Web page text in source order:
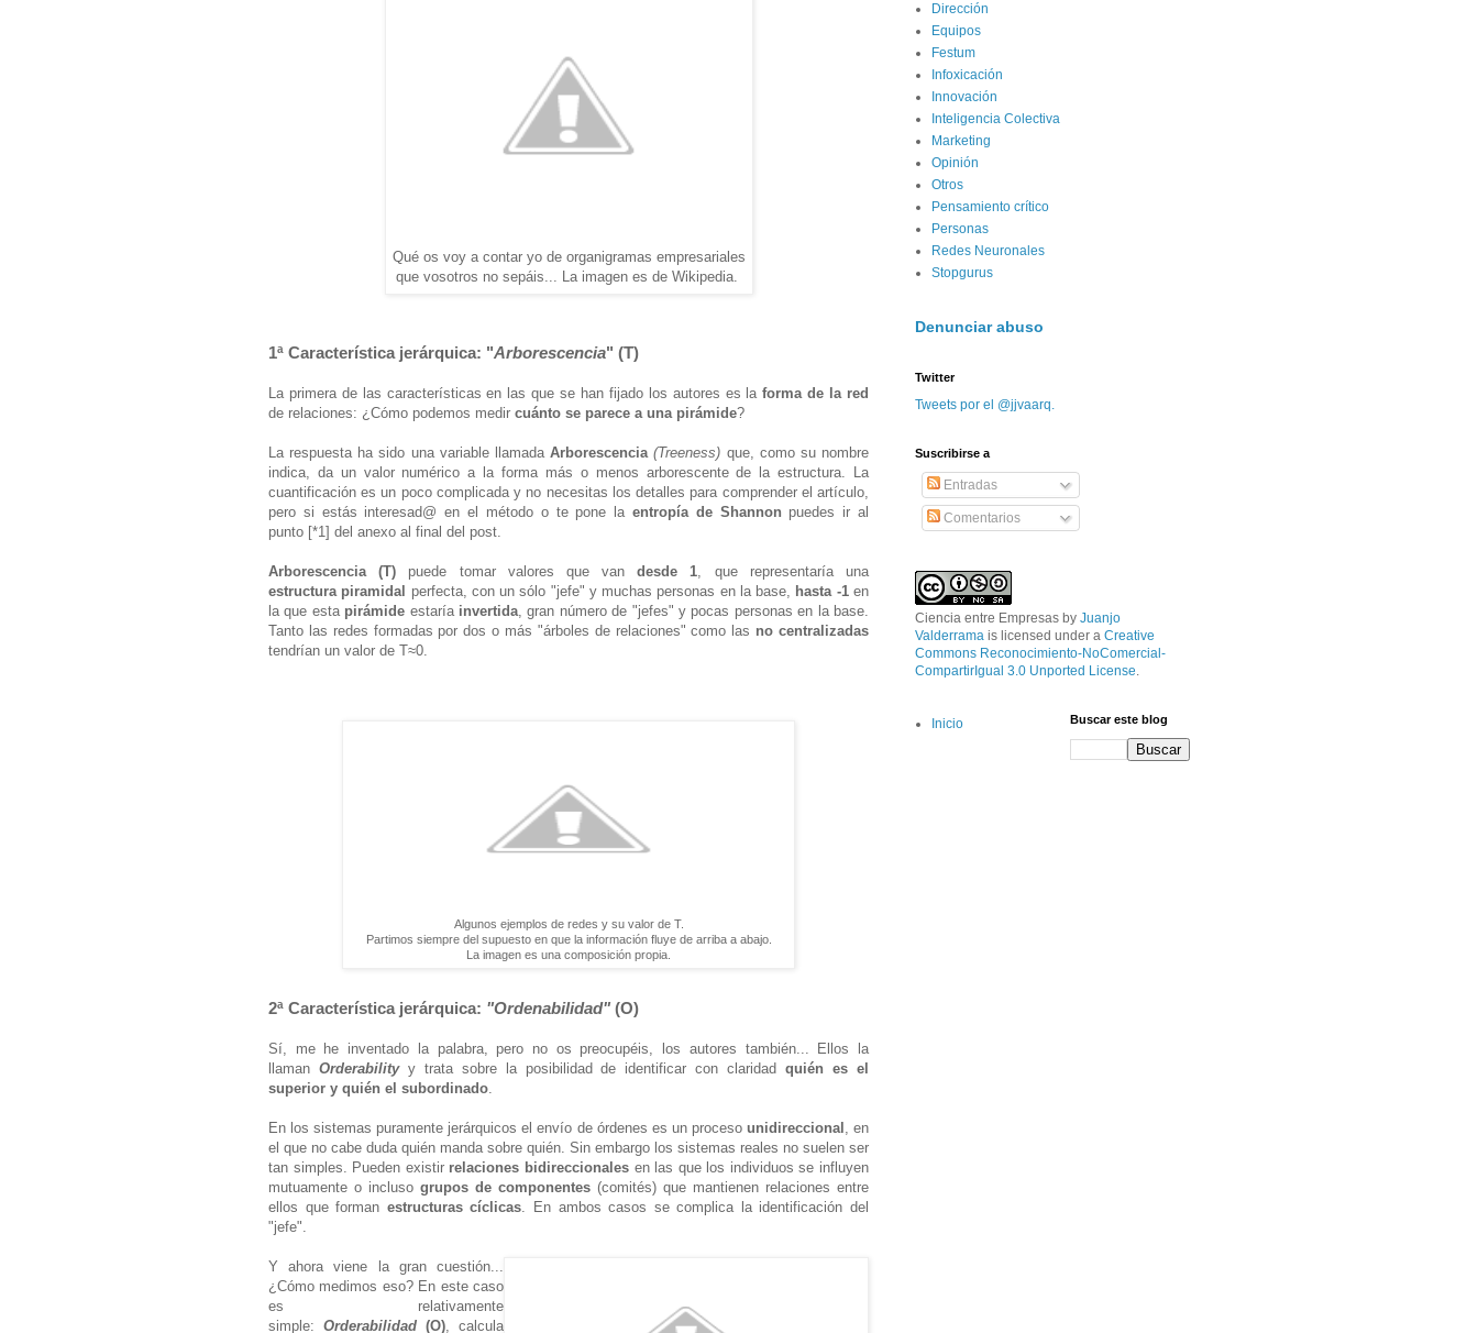
Qué os voy a contar yo de organigramas empresariales
que vosotros no sepáis... La imagen es de Wikipedia.
1ª Característica jerárquica: "Arborescencia" (T)
La primera de las características en las que se han fijado los autores es laforma de la red
de relaciones: ¿Cómo podemos medir cuánto se parece a una pirámide?
La respuesta ha sido una variable llamadaArborescencia (Treeness) que, como su nombre
indica, da un valor numérico a la forma más o menos arborescente de la estructura. La
cuantificación es un poco complicada y no necesitas los detalles para comprender el artículo,
pero si estás interesad@ en el método ote pone la entropía de Shannon puedes ir al
punto [*1] del anexo al final del post.
Arborescencia (T) puede tomar valores que van desde 1, que representaría una
estructura piramidal perfecta, con un sólo "jefe" y muchas personas en la base, hasta -1en
la que esta pirámide estaríainvertida, gran número de "jefes" y pocas personas en la base.
Tanto las redes formadas por dos o más "árboles de relaciones" como las no centralizadas
tendrían un valor de T≈0.
Algunos ejemplos de redes y su valor de T.
Partimos siempre del supuesto en que la información fluye de arriba a abajo.
La imagen es una composición propia.
2ª Característica jerárquica: "Ordenabilidad" (O)
Sí, me he inventado la palabra, pero no os preocupéis, los autores también... Ellos la
llaman Orderabilityy trata sobre la posibilidad de identificar con claridadquién es el
superior y quién el subordinado
En los sistemas puramente jerárquicos el envío de órdenes es un proceso unidireccional
, en
el que no cabe duda quién manda sobre quién. Sin embargo los sistemas reales no suelen ser
tan simples. Pueden existir relaciones bidireccionalesen las que los individuos se influyen
mutuamente o incluso grupos de componentes (comités) que mantienen relaciones entre
ellos que forman estructuras cíclicas . En ambos casos se complica la identificación del
"jefe".
Y ahora viene la gran cuestión...
¿Cómo medimos eso? En este caso
es relativamente
simple: Orderabilidad (O) , calcula
Dirección
Equipos
Festum
Infoxicación
Innovación
Inteligencia Colectiva
Marketing
Opinión
Otros
Pensamiento crítico
Personas
Redes Neuronales
Stopgurus
Denunciar abuso
Twitter
Tweets por el @jjvaarq.
Suscribirse a
Entradas
Comentarios
Ciencia entre Empresas by Juanjo
Valderrama is licensed under a Creative
Commons Reconocimiento-NoComercial-
CompartirIgual 3.0 Unported License.
Inicio Buscar este blog